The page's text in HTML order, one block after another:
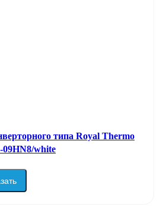
типа Royal Thermo
white